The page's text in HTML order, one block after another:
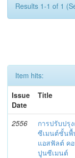
Results 1-1 of 1
Item hits:
Issue
Date
Title
2556
การปรับปรุ
ซีเมนต์ชั้นพื้
แอสฟัลต์ ค
ปูนซีเมนต์